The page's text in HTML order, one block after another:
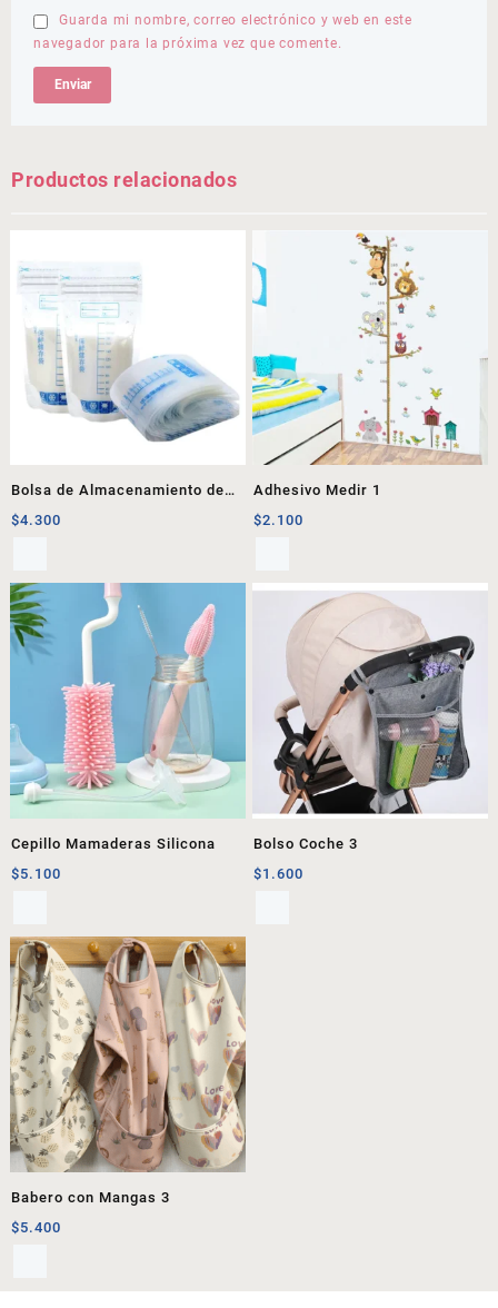
Guarda mi nombre, correo electrónico y web en este
navegador para la próxima vez que comente.
Productos relacionados
Bolsa de Almacenamiento de
Leche
$4.300
Adhesivo Medir 1
$2.100
Cepillo Mamaderas Silicona
$5.100
Bolso Coche 3
$1.600
Babero con Mangas 3
$5.400